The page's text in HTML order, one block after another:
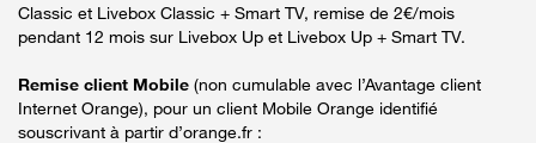
Classic et Livebox Classic + Smart TV, remise de 2€/mois
pendant 12 mois sur Livebox Up et Livebox Up + Smart TV.
Remise client Mobile (non cumulable avec l’Avantage client
Internet Orange), pour un client Mobile Orange identifié
souscrivant à partir d’orange.fr :